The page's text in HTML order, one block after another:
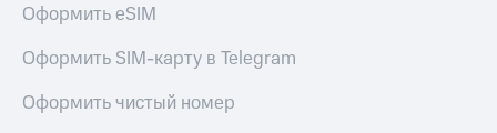
Оформить eSIM
Оформить SIM-карту в Telegram
Оформить чистый номер